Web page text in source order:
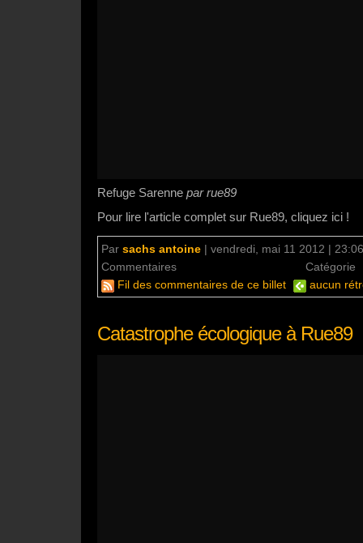
Refuge Sarenne par rue89
Pour lire l'article complet sur Rue89, cliquez ici !
Par sachs antoine | vendredi, mai 11 2012 | 23:06
Commentaires
Catégorie
Fil des commentaires de ce billet
aucun
Catastrophe écologique à Rue89